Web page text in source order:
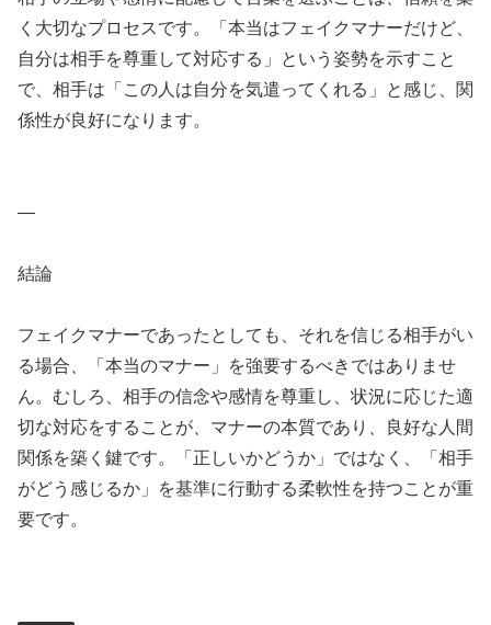
く大切なプロセスです。「本当はフェイクマナーだけど、
自分は相手を尊重して対応する」という姿勢を示すこと
で、相手は「この人は自分を気遣ってくれる」と感じ、関
係性が良好になります。
—
結論
フェイクマナーであったとしても、それを信じる相手がい
る場合、「本当のマナー」を強要するべきではありませ
ん。むしろ、相手の信念や感情を尊重し、状況に応じた適
切な対応をすることが、マナーの本質であり、良好な人間
関係を築く鍵です。「正しいかどうか」ではなく、「相手
がどう感じるか」を基準に行動する柔軟性を持つことが重
要です。